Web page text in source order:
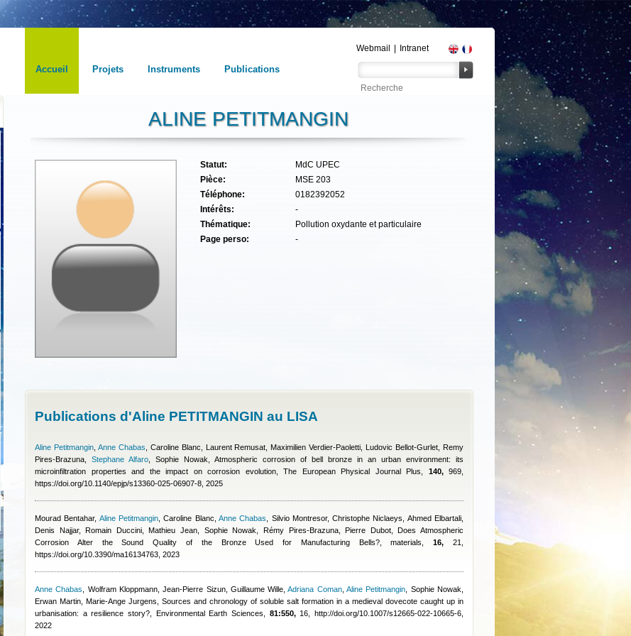
Accueil Projets Instruments Publications
Webmail Intranet
ALINE PETITMANGIN
Statut:
MdC UPEC
Pièce:
MSE 203
Téléphone:
0182392052
Intérêts:
-
Thématique:
Pollution oxydante et particulaire
Page perso:
-
Publications d'Aline PETITMANGIN au LISA
Aline Petitmangin, Anne Chabas Caroline Blanc
Laurent Remusat, Maximilien Verdier-Paoletti, Ludovic Bellot-Gurlet, Remy
Pires-Brazuna
Stephane Alfaro Sophie Nowak , Atmospheric corrosion of bell bronze in an urban environment: its
microinfiltration properties and the impact on corrosion evolution, The European Physical Journal Plus, 140,969,
https://doi.org/10.1140/epjp/s13360-025-06907-8, 2025
Mourad Bentahar, Aline Petitmangin,Caroline Blanc Anne Chabas
Silvio Montresor, Christophe Niclaeys, Ahmed Elbartali,
Denis Najjar, Romain Duccini, Mathieu Jean, Sophie Nowak, Rémy Pires-Brazuna, Pierre Dubot, Does Atmospheric
Corrosion Alter the Sound Quality of the Bronze Used for Manufacturing Bells?, materials,16, 21,
https://doi.org/10.3390/ma16134763, 2023
Anne Chabas Wolfram Kloppmann, Jean‑Pierre Sizun, Guillaume Wille ,Adriana Coman,Aline Petitmangin
Sophie Nowak,
Erwan Martin, Marie‑Ange Jurgens , Sources and chronology of soluble salt formation in a medieval dovecote caught up in
urbanisation: a resilience story?, Environmental Earth Sciences, 81:550,16, http://doi.org/10.1007/s12665-022-10665-6,
2022